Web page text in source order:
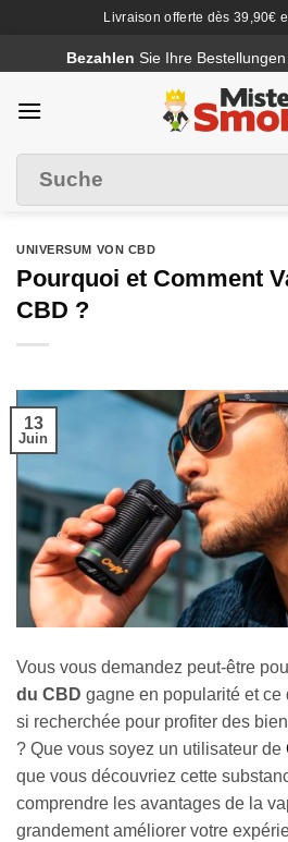
Livraison offerte dès 39,90€
au
contenu
Bezahlen Sie Ihre
nach
UNIVERSUM VON CBD
Pourquoi et Comment
CBD ?
13
Juin
Vous vous demandez peut-être
du CBD gagne en popularité et
si recherchée pour profiter des
? Que vous soyez un utilisateur de
que vous découvriez cette
comprendre les avantages de la
grandement améliorer votre